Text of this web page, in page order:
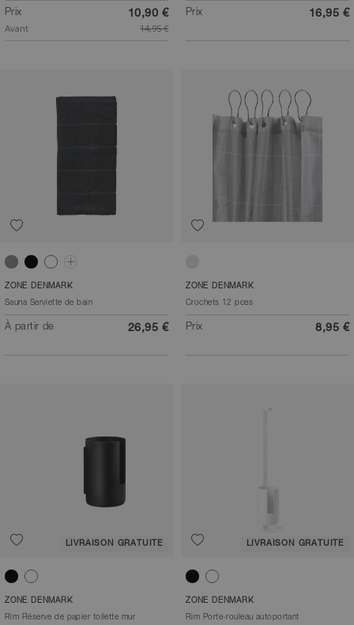
Prix 10,90 €
Avant 14,95 €
Prix 16,95 €
Gris clair
NoirBlancTaupe
ZONE DENMARK
Sauna Serviette de bain
À partir de 26,95 €
Sølv/Metal
ZONE DENMARK
Crochets 12 pces
Prix 8,95 €
LIVRAISON GRATUITE
NoirBlanc
ZONE DENMARK
Rim Réserve de papier toilette mur
LIVRAISON GRATUITE
NoirBlanc
ZONE DENMARK
Rim Porte-rouleau autoportant